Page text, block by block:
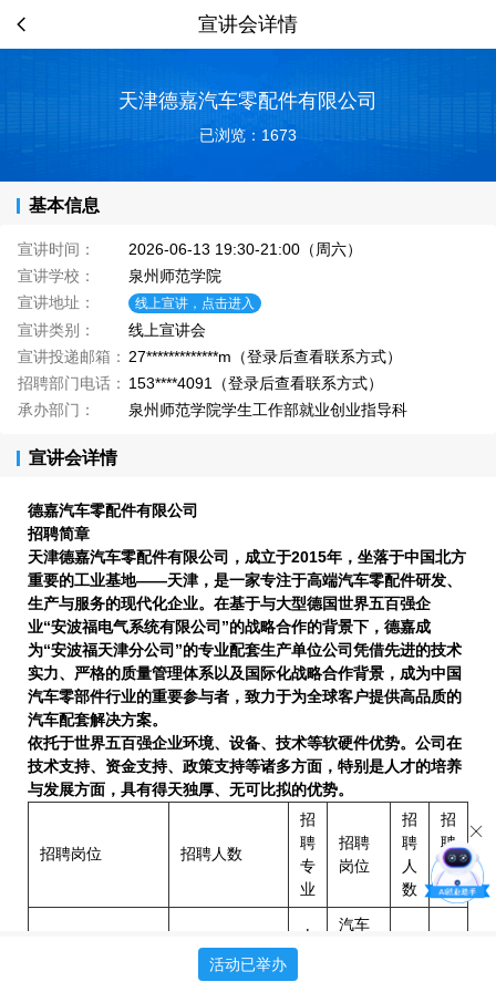
宣讲会详情
天津德嘉汽车零配件有限公司
已浏览：1673
基本信息
宣讲时间：
2026-06-13 19:30-21:00（周六）
宣讲学校：
泉州师范学院
宣讲地址：
线上宣讲，点击进入
宣讲类别：
线上宣讲会
宣讲投递邮箱： 27*************m（登录后查看联系方式）
招聘部门电话： 153****4091（登录后查看联系方式）
承办部门：
泉州师范学院学生工作部就业创业指导科
宣讲会详情
德嘉汽车零配件有限公司
招聘简章
天津德嘉汽车零配件有限公司， 成立于2015年，坐落于中国北方
重要的工业基地——天津，是一家专注于高端汽车零配件研发、
生产与服务的现代化企业。在基于与大型德国世界五百强企
业“安波福电气系统有限公司”的战略合作的背景下，德嘉成
为“安波福天津分公司”的专业配套生产单位公司凭借先进的技术
实力、严格的质量管理体系以及国际化战略合作背景，成为中国
汽车零部件行业的重要参与者，致力于为全球客户提供高品质的
汽车配套解决方案。
依托于世界五百强企业环境、设备、技术等软硬件优势。公司在
技术支持、‌资金支持、‌政策支持等诸多方面，特别是人才的培养
与发展方面，具有得天独厚、 无可比拟的优势。
招聘岗位 招聘人数
招
聘
专
业
招聘
岗位
招
聘
人
数
招
聘
专
业
人
汽车
活动已举办